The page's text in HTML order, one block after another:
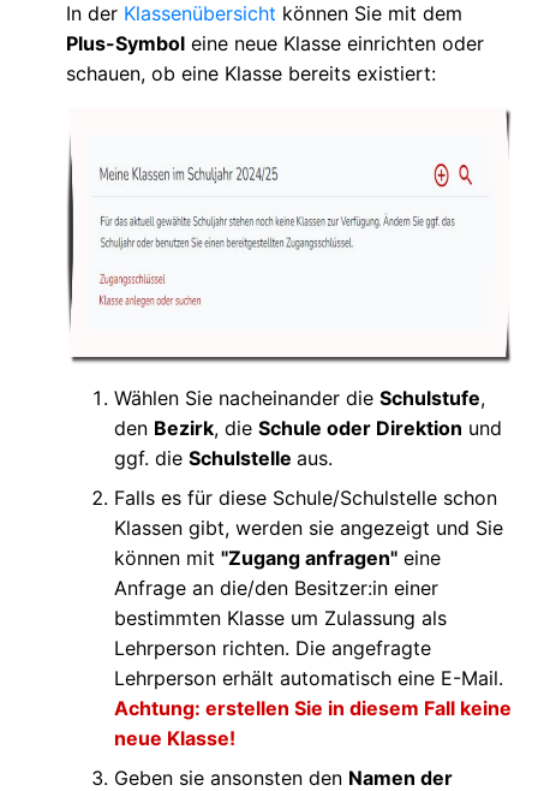
In der Klassenübersicht können Sie mit dem
Plus-Symbol eine neue Klasse einrichten oder
schauen, ob eine Klasse bereits existiert:
Wählen Sie nacheinander die Schulstufe,
den Bezirk, die Schule oder Direktion und
ggf. die Schulstelle aus.
Falls es für diese Schule/Schulstelle schon
Klassen gibt, werden sie angezeigt und Sie
können mit "Zugang anfragen" eine
Anfrage an die/den Besitzer:in einer
bestimmten Klasse um Zulassung als
Lehrperson richten. Die angefragte
Lehrperson erhält automatisch eine E-Mail.
Achtung: erstellen Sie in diesem Fall keine
neue Klasse!
Geben sie ansonsten den Namen der